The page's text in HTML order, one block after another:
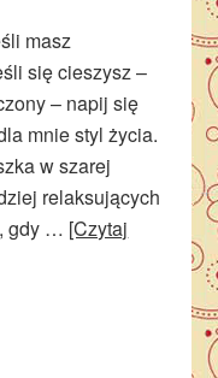
masz
się cieszysz –
– napij się
mnie styl życia.
w szarej
relaksujących
gdy … [Czytaj